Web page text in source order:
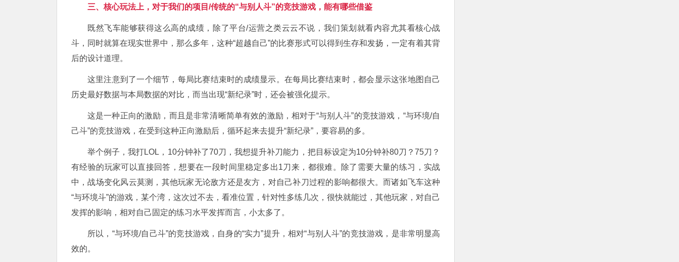
三、核心玩法上，对于我们的项目/传统的“与别人斗”的竞技游戏，能有哪些借鉴
既然飞车能够获得这么高的成绩，除了平台/运营之类云云不说，我们策划就看内容尤其看核心战
斗，同时就算在现实世界中，那么多年，这种“超越自己”的比赛形式可以得到生存和发扬，一定有着其背
后的设计道理。
这里注意到了一个细节，每局比赛结束时的成绩显示。在每局比赛结束时，都会显示这张地图自己
历史最好数据与本局数据的对比，而当出现“新纪录”时，还会被强化提示。
这是一种正向的激励，而且是非常清晰简单有效的激励，相对于“与别人斗”的竞技游戏，“与环境/自
己斗”的竞技游戏，在受到这种正向激励后，循环起来去提升“新纪录”，要容易的多。
举个例子，我打LOL，10分钟补了70刀，我想提升补刀能力，把目标设定为10分钟补80刀？75刀？
有经验的玩家可以直接回答，想要在一段时间里稳定多出1刀来，都很难。除了需要大量的练习，实战
中，战场变化风云莫测，其他玩家无论敌方还是友方，对自己补刀过程的影响都很大。而诸如飞车这种
“与环境斗”的游戏，某个湾，这次过不去，看准位置，针对性多练几次，很快就能过，其他玩家，对自己
发挥的影响，相对自己固定的练习水平发挥而言，小太多了。
所以，“与环境/自己斗”的竞技游戏，自身的“实力”提升，相对“与别人斗”的竞技游戏，是非常明显高
效的。